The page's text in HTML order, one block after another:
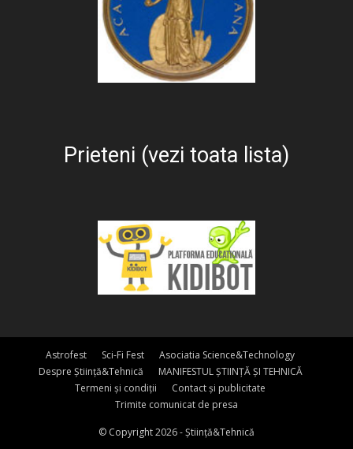
Prieteni (vezi toata lista)
Astrofest Sci-Fi Fest
Asociatia Science&Technology
Despre Știință&Tehnică
MANIFESTUL ȘTIINȚĂ ȘI TEHNICĂ
Termeni și condiții
Contact și publicitate
Trimite comunicat de presa
© Copyright 2026 - Știință&Tehnică